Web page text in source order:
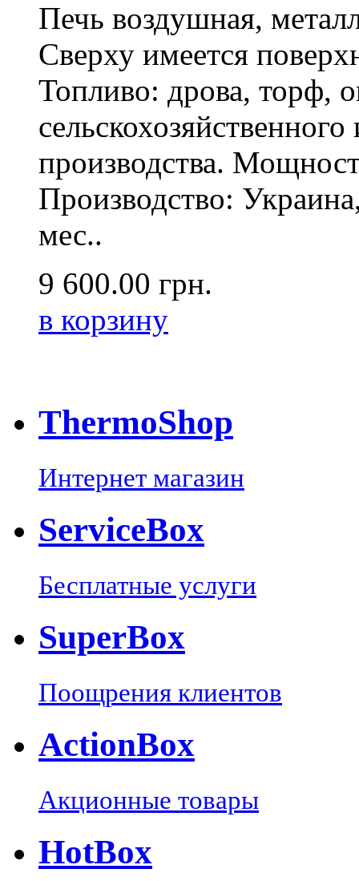
Печь воздушная,
Сверху имеется
Топливо: дрова, торф,
производства.
Производство:
мес..
9 600.00 грн.
в корзину
ThermoShop
Интернет магазин
ServiceBox
Бесплатные услуги
SuperBox
Поощрения клиентов
ActionBox
Акционные товары
HotBox